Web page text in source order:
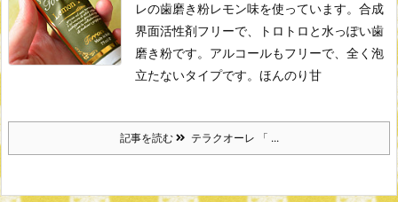
レの歯磨き粉レモン味を使っています。 合成
界面活性剤フリーで、トロトロと水っぽい歯
磨き粉です。 アルコールもフリーで、全く泡
立たないタイプです。 ほんのり甘
記事を読む テラクオーレ 「 ...